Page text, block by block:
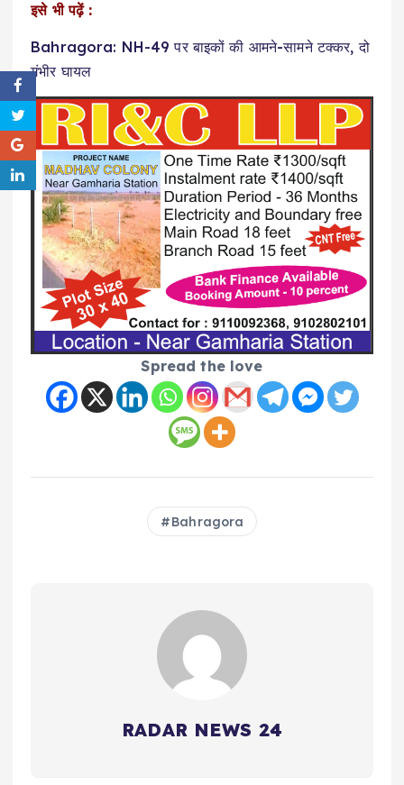
इसे भी पढ़ें :
Bahragora: NH-49 पर बाइकों की आमने-सामने टक्कर, दो
गंभीर घायल
Spread the love
Bahragora
RADAR NEWS 24